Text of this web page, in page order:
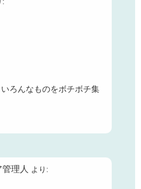
ろんなものをボチボチ集
理人 より: